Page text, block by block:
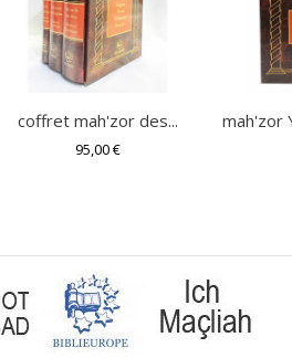
coffret mah'zor des...
95,00 €
mah'zor